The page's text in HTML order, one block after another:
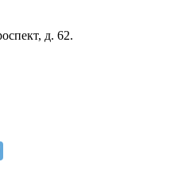
д. 62.